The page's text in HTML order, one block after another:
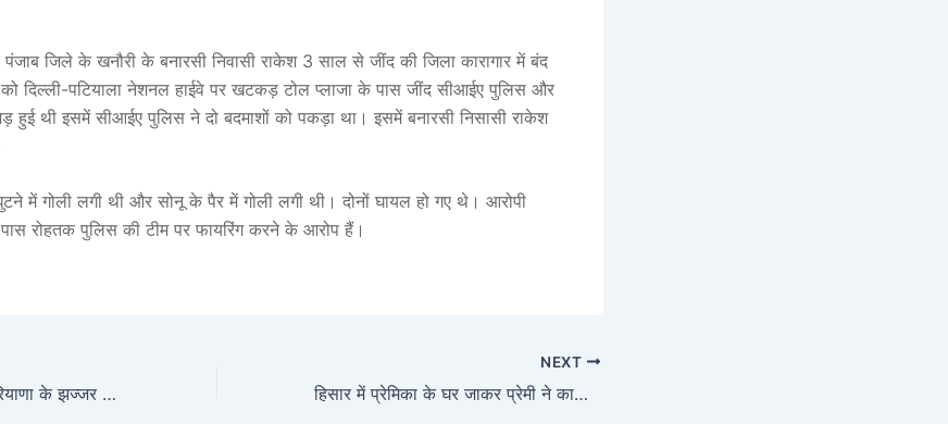
जिले के खनौरी के बनारसी निवासी राकेश 3 साल से जींद की जिला कारागार में बंद
दिल्ली-पटियाला नेशनल हाईवे पर खटकड़ टोल प्लाजा के पास जींद सीआईए पुलिस और
हुई थी इसमें सीआईए पुलिस ने दो बदमाशों को पकड़ा था। इसमें बनारसी निसासी राकेश
में गोली लगी थी और सोनू के पैर में गोली लगी थी। दोनों घायल हो गए थे। आरोपी
रोहतक पुलिस की टीम पर फायरिंग करने के आरोप हैं।
न पंडित, न सजा मंडप…हरियाणा के झज्जर में हुई अनोखी शादी की हर तरफ हो रही चर्चा
NEXT
हिसार में प्रेमिका के घर जाकर प्रेमी ने काटी नस, किराएदार के साथ था Relationship में…